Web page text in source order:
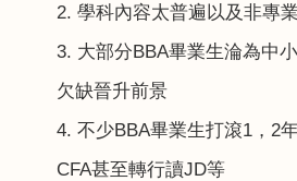
2. 學科內容太普遍以及非專業
3. 大部分BBA畢業生淪為中
欠缺晉升前景
4. 不少BBA畢業生打滾1 ， 2
CFA甚至轉行讀JD等